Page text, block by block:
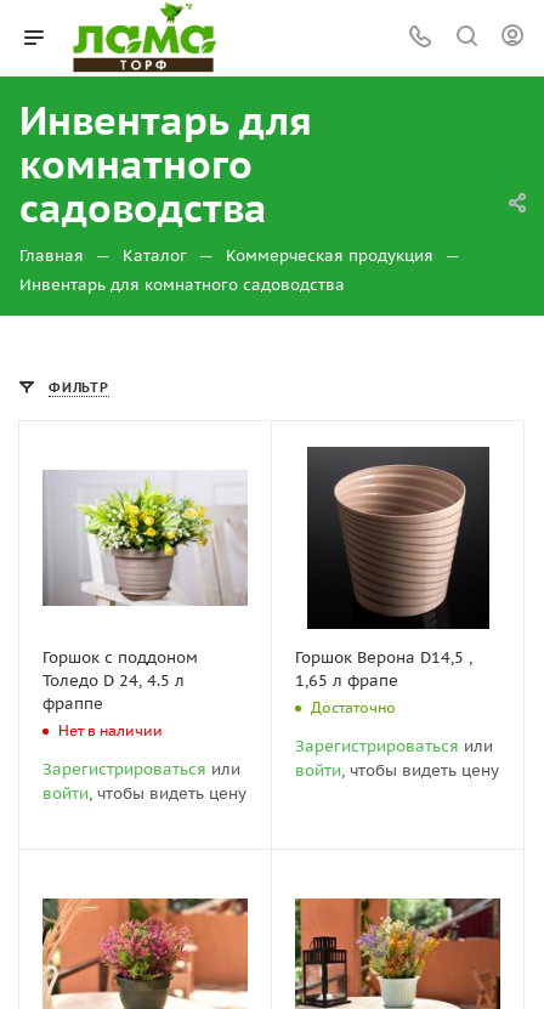
Инвентарь для
комнатного
садоводства
Главная — Каталог — Коммерческая продукция —
Инвентарь для комнатного садоводства
ФИЛЬТР
Горшок с поддоном
Толедо D 24, 4.5 л
фраппе
Нет в наличии
Зарегистрироваться или
войти, чтобы видеть цену
Горшок Верона D14,5 ,
1,65 л фрапе
Достаточно
Зарегистрироваться или
войти, чтобы видеть цену